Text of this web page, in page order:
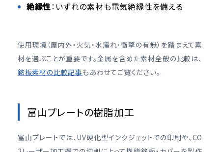
絶縁性：いずれの素材も電気絶縁性を備える
使用環境（屋内外・火気・水濡れ・衝撃の有無）を踏まえて素
材を選ぶことが重要です。金属を含めた素材全般の比較は、
銘板素材の比較記事もあわせてご覧ください。
富山プレートの樹脂加工
富山プレートでは、UV硬化型インクジェットでの印刷や、CO